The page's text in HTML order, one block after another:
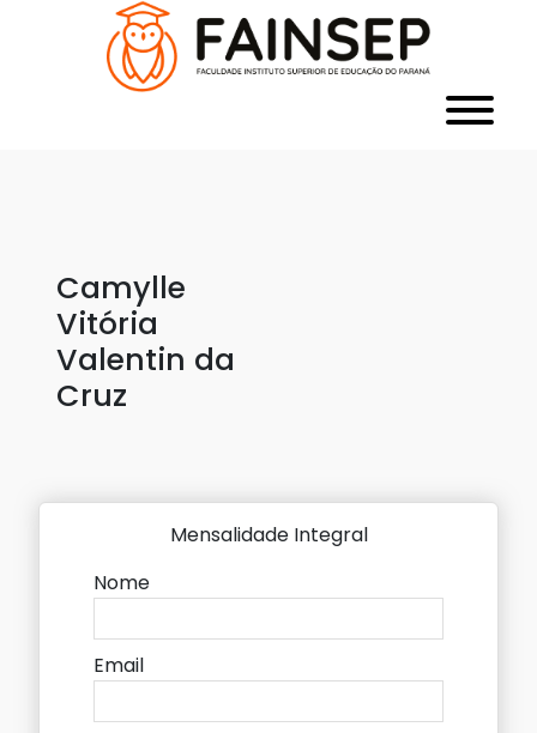
Camylle
Vitória
Valentin da
Cruz
Mensalidade Integral
Nome
Email